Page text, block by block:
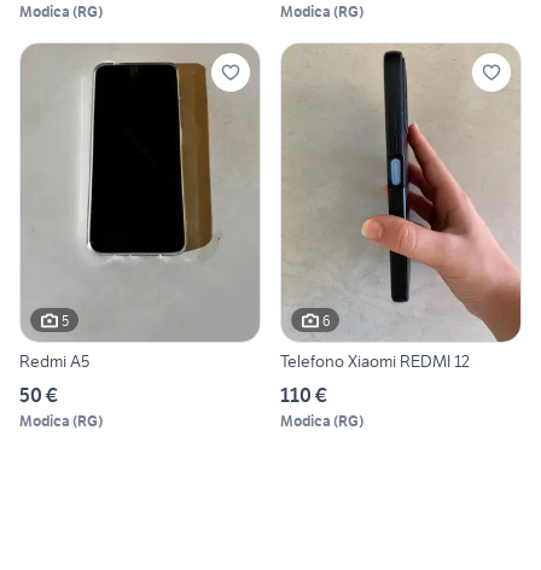
Modica (RG) Modica (RG)
5
Redmi A5
50 €
Modica (RG)
6
Telefono Xiaomi REDMI 12
110 €
Modica (RG)